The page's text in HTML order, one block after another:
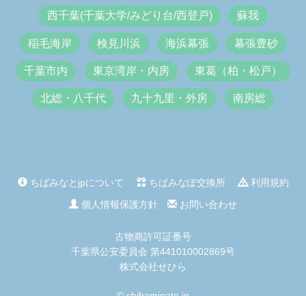
西千葉(千葉大学/みどり台/西登戸) 蘇我
稲毛海岸 検見川浜 海浜幕張 幕張豊砂
千葉市内 東京湾岸・内房 東葛（柏・松戸）
北総・八千代 九十九里・外房 南房総
ちばみなとjpについて ちばみなぽ交換所
利用規約
個人情報保護方針
お問い合わせ
古物商許可証番号
千葉県公安委員会 第441010002869号
株式会社せひら